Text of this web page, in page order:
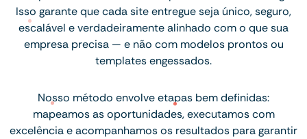
Isso garante que cada site entregue seja único, seguro,
escalável e verdadeiramente alinhado com o que sua
empresa precisa — e não com modelos prontos ou
templates engessados.
Nosso método envolve etapas bem definidas:
mapeamos as oportunidades, executamos com
excelência e acompanhamos os resultados para garantir